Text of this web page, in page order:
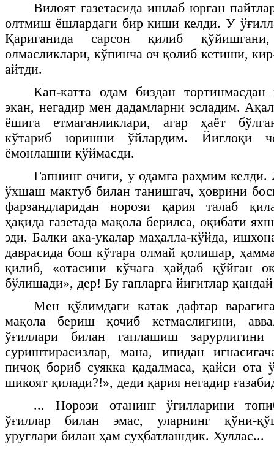
Вилоят газетасида ишлаб юрган
олтмиш ёшлардаги бир киши келди. У
Қариганида сарсон қилиб
олмасликлари, кўпинча оч қолиб кетиши,
айтди.
Кап-катта одам биздан тортинмасдан
экан, негадир мен дадамларни эсладим.
ёшига етмаганликлари, агар ҳаёт
кўтариб юришни ўйлардим. Йиғлоқи
ёмонлашни қўймасди.
Гапнинг очиғи, у одамга раҳмим келди.
ўхшаш мактуб билан танишгач, ҳоврини
фарзандларидан норози қария талаб
ҳақида газетада мақола берилса, оқибати
эди. Балки ака-укалар маҳалла-кўйда,
даврасида бош кўтара олмай қолишар,
қилиб, «отасини кўчага ҳайдаб қўйган
бўлишади», дер! Бу гапларга йигитлар
Мен қўлимдаги катак дафтар
мақола бериш қочиб кетмаслигини,
ўғиллари билан гаплашиш
суриштирасизлар, мана, ипидан
пичоқ бориб суякка қадалмаса, қайси ота
шикоят қилади?!», деди қария негадир
... Норози отанинг ўғилларини
ўғиллар билан эмас, уларнинг қўни-
уруғлари билан ҳам суҳбатлашдик. Хуллас...